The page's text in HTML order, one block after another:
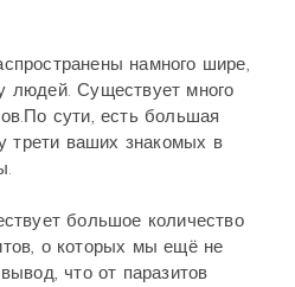
намного шире,
людей. Существует много
сути, есть большая
трети ваших знакомых в
большое количество
о которых мы ещё не
что от паразитов